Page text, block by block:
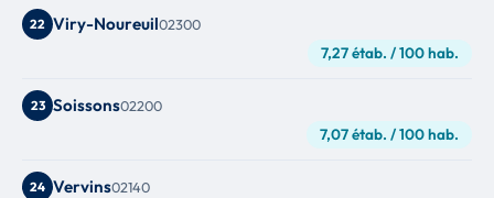
22 Viry-Noureuil02300
7,27 étab. / 100 hab.
23 Soissons02200
7,07 étab. / 100 hab.
24 Vervins02140